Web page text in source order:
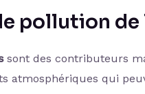
pollution de
sont des contributeurs
atmosphériques qui